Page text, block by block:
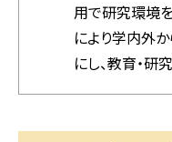
用で研究環境
により学内外
にし、教育・研